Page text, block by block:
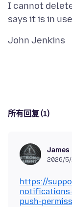
I cannot
所有回复 (1)
James
2026/5/
https://
push-